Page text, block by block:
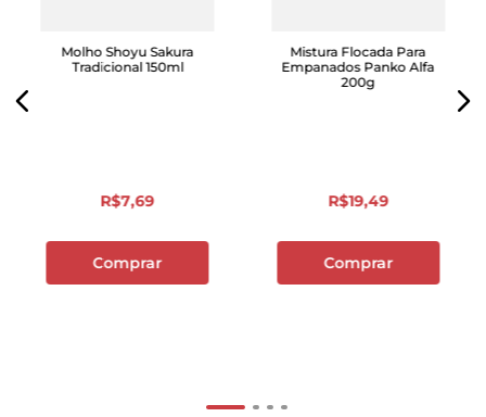
Molho Shoyu Sakura
Tradicional 150ml
R$7,69
Comprar
Mistura Flocada Para
Empanados Panko Alfa
200g
R$19,49
Comprar